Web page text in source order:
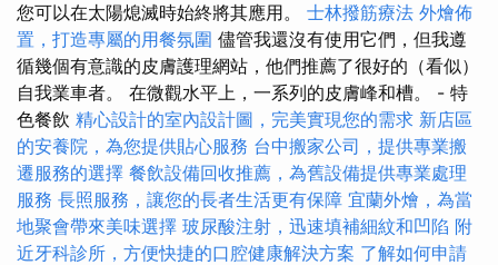
您可以在太陽熄滅時始終將其應用。 士林撥筋療法 外燴佈
置，打造專屬的用餐氛圍 儘管我還沒有使用它們，但我遵
循幾個有意識的皮膚護理網站，他們推薦了很好的（看似）
自我業車者。 在微觀水平上，一系列的皮膚峰和槽。 - 特
色餐飲 精心設計的室內設計圖，完美實現您的需求 新店區
的安養院，為您提供貼心服務 台中搬家公司，提供專業搬
遷服務的選擇 餐飲設備回收推薦，為舊設備提供專業處理
服務 長照服務，讓您的長者生活更有保障 宜蘭外燴，為當
地聚會帶來美味選擇 玻尿酸注射，迅速填補細紋和凹陷 附
近牙科診所，方便快捷的口腔健康解決方案 了解如何申請